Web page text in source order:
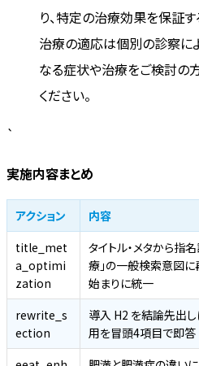
り、特定の治療効果を保証す
治療の適応は個別の診察に
なる症状や治療をご検討の
ください。
`
実施内容まとめ
アクション
内容
title_met
a_optimi
zation
タイトル・メタから指
療」の一般検索意図
始まりに統一
rewrite_s
ection
導入 H2 を結論先出
用を冒頭4項目で即答